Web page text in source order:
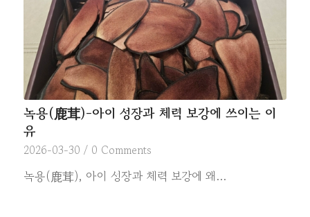
녹용(鹿茸)-아이 성장과 체력 보강에 쓰이는 이
유
2026-03-30 / 0 Comments
녹용(鹿茸), 아이 성장과 체력 보강에 왜…